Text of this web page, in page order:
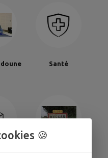
Santé
🍪